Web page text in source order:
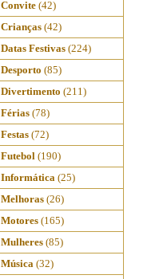
Convite (42)
Crianças (42)
Datas Festivas (224)
Desporto (85)
Divertimento (211)
Férias (78)
Festas (72)
Futebol (190)
Informática (25)
Melhoras (26)
Motores (165)
Mulheres (85)
Música (32)